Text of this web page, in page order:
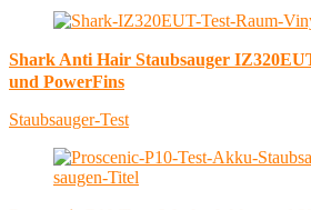
Shark Anti Hair Staubsauger
und PowerFins
Staubsauger-Test